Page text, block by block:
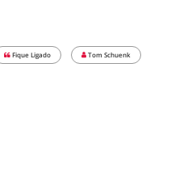
Fique Ligado Tom Schuenk